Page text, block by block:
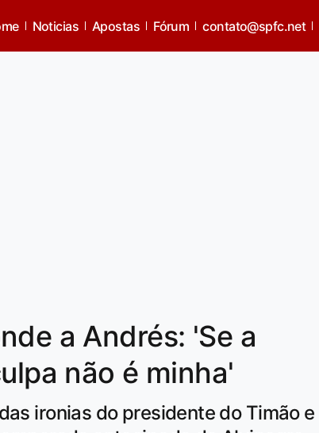
Noticias Apostas Fórum contato@spfc.net
a Andrés: 'Se a
não é minha'
ironias do presidente do Timão e